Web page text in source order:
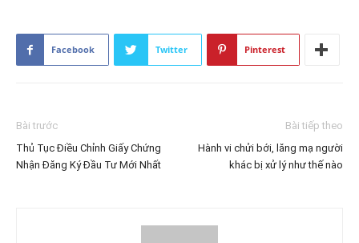
Facebook Twitter Pinterest
Bài trước
Thủ Tục Điều Chỉnh Giấy Chứng
Nhận Đăng Ký Đầu Tư Mới Nhất
Bài tiếp theo
Hành vi chửi bới, lăng mạ người
khác bị xử lý như thế nào